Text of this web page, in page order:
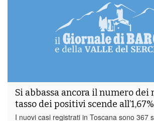
Si abbassa ancora il numero dei
tasso dei positivi scende all’1,67%
I nuovi casi registrati in Toscana sono 367